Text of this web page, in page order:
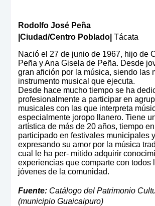
Rodolfo José Peña
|Ciudad/Centro Poblado| Tácata
Nació el 27 de junio de 1967, hijo de
Peña y Ana Gisela de Peña. Desde
gran afición por la música, siendo las
instrumento musical que ejecuta.
Desde hace mucho tiempo se ha
profesionalmente a participar en
musicales con las que interpreta
especialmente joropo llanero. Tiene
artística de más de 20 años, tiempo
participado en festivales municipales
expresando su amor por la música
cual le ha per- mitido adquirir
experiencias que comparte con todos
jóvenes de la comunidad.
Fuente: Catálogo del Patrimonio
(municipio Guaicaipuro)